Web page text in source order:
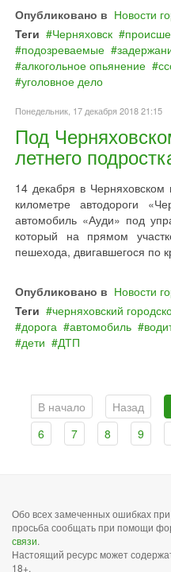
Опубликовано в Новости
Теги
Черняховск
подозреваемые
алкогольное опьянение
уголовное дело
Понедельник, 17 декабря 2018 21:15
Под
летнего
14 декабря в Черняховском
километре автодороги
автомобиль «Ауди» под
который на прямом
пешехода, двигавшегося по
Опубликовано в Новости
Теги
черняховский
дорога
автомобиль
дети
ДТП
В начало Назад
6
7 8 9
Обо всех замеченных ошибках
просьба сообщать при помощи
связи.
Настоящий ресурс может
18+.